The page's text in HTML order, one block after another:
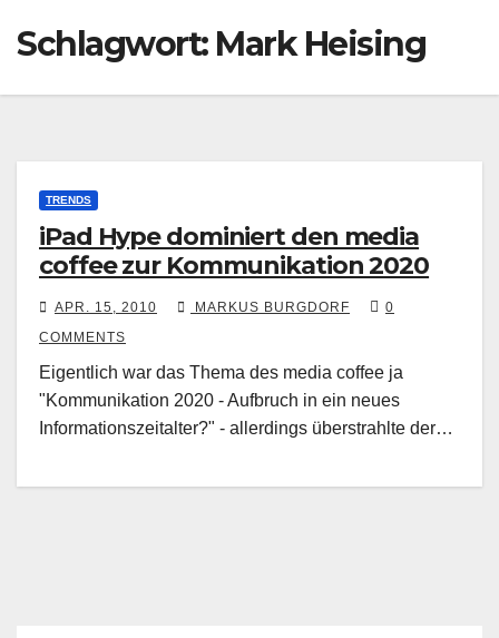
Schlagwort: Mark Heising
TRENDS
iPad Hype dominiert den media
coffee zur Kommunikation 2020
APR. 15, 2010 MARKUS BURGDORF
0
COMMENTS
Eigentlich war das Thema des media coffee ja
"Kommunikation 2020 - Aufbruch in ein neues
Informationszeitalter?" - allerdings überstrahlte der…